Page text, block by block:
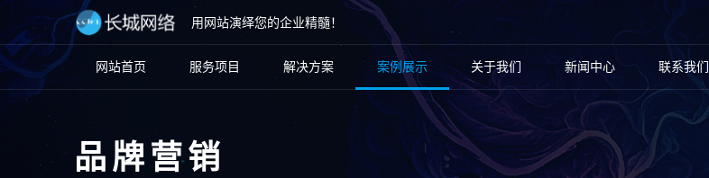
用网站演绎您的企业精髓！
网站首页 服务项目 解决方案 案例展示 关于我们 新闻中心 联系我们
品牌营销